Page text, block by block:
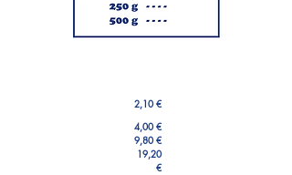
2,10 €
4,00 €
9,80 €
19,20
€